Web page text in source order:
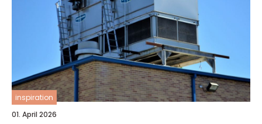
inspiration
01. April 2026